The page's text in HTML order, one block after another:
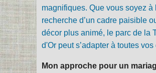
magnifiques. Que vous soyez à
recherche d’un cadre paisible
décor plus animé, le parc de la
d'Or peut s’adapter à toutes vos
Mon approche pour un